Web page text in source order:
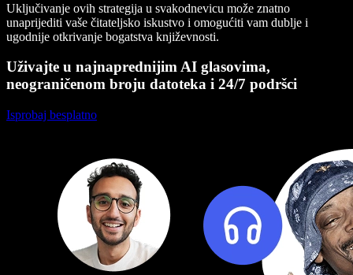
Uključivanje ovih strategija u svakodnevicu može znatno
unaprijediti vaše čitateljsko iskustvo i omogućiti vam dublje i
ugodnije otkrivanje bogatstva književnosti.
Uživajte u najnaprednijim AI glasovima,
neograničenom broju datoteka i 24/7 podršci
Isprobaj besplatno